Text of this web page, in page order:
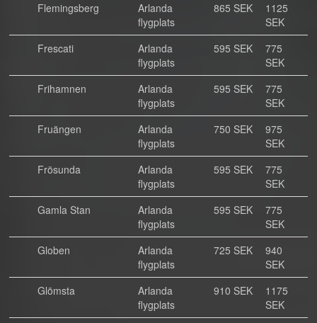
Flemingsberg
Arlanda
flygplats
865 SEK
1125
SEK
Frescati
Arlanda
flygplats
595 SEK
775
SEK
Frihamnen
Arlanda
flygplats
595 SEK
775
SEK
Fruängen
Arlanda
flygplats
750 SEK
975
SEK
Frösunda
Arlanda
flygplats
595 SEK
775
SEK
Gamla Stan
Arlanda
flygplats
595 SEK
775
SEK
Globen
Arlanda
flygplats
725 SEK
940
SEK
Glömsta
Arlanda
flygplats
910 SEK
1175
SEK